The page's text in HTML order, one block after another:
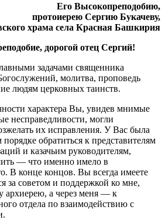
Его Высокопреподобию,
протоиерею Сергию Букачеву,
храма села Красная Башкирия
дорогой отец Сергий!
задачами священника
молитва, проповедь
людям церковных таинств.
характера Вы, увидев мнимые
несправедливости, могли
их исправления. У Вас была
обратиться к представителям
и казачьим руководителям,
— что именно имело в
В конце концов. Вы всегда имеете
за советом и поддержкой ко мне,
архиерею, а через меня — к
отдела по взаимодействию с